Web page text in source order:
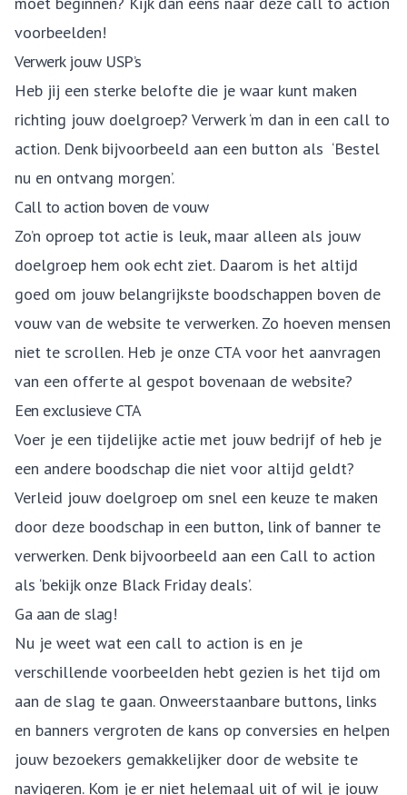
voorbeelden!
Verwerk jouw USP’s
Heb jij een sterke belofte die je waar kunt maken
richting jouw doelgroep? Verwerk ‘m dan in een call to
action. Denk bijvoorbeeld aan een button als ‘Bestel
nu en ontvang morgen’.
Call to action boven de vouw
Zo’n oproep tot actie is leuk, maar alleen als jouw
doelgroep hem ook echt ziet. Daarom is het altijd
goed om jouw belangrijkste boodschappen boven de
vouw van de website te verwerken. Zo hoeven mensen
niet te scrollen. Heb je onze CTA voor het aanvragen
van een offerte al gespot bovenaan de website?
Een exclusieve CTA
Voer je een tijdelijke actie met jouw bedrijf of heb je
een andere boodschap die niet voor altijd geldt?
Verleid jouw doelgroep om snel een keuze te maken
door deze boodschap in een button, link of banner te
verwerken. Denk bijvoorbeeld aan een Call to action
als ‘bekijk onze Black Friday deals’.
Ga aan de slag!
Nu je weet wat een call to action is en je
verschillende voorbeelden hebt gezien is het tijd om
aan de slag te gaan. Onweerstaanbare buttons, links
en banners vergroten de kans op conversies en helpen
jouw bezoekers gemakkelijker door de website te
navigeren. Kom je er niet helemaal uit of wil je jouw